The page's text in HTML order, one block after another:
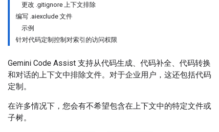
更改 .gitignore 上下文排除
编写 .aiexclude 文件
示例
针对代码定制控制对索引的访问权限
Gemini Code Assist 支持从代码生成、代码补全、代码转换
和对话的上下文中排除文件。对于企业用户，这还包括代码
定制。
在许多情况下，您会有不希望包含在上下文中的特定文件或
子树。